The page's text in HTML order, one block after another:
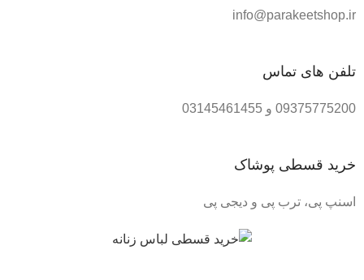
info@parakeetshop.ir
تلفن های تماس
09375775200 و 03145461455
خرید قسطی پوشاک
اسنپ پی، ترب پی و دیجی پی